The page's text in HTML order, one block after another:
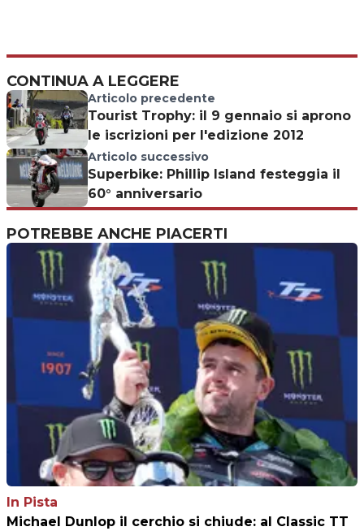
CONTINUA A LEGGERE
Articolo precedente
Tourist Trophy: il 9 gennaio si aprono
le iscrizioni per l'edizione 2012
Articolo successivo
Superbike: Phillip Island festeggia il
60° anniversario
POTREBBE ANCHE PIACERTI
In Pista
Michael Dunlop il cerchio si chiude: al Classic TT